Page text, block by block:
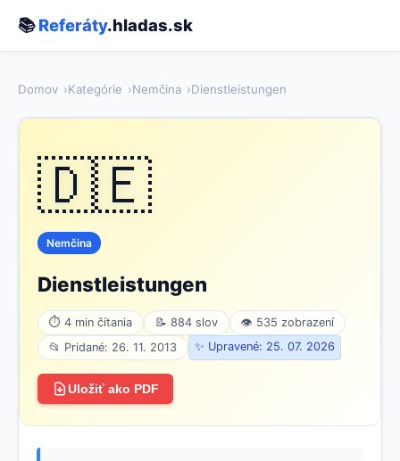
📚Referáty.hladas.sk
Domov Kategórie Nemčina Dienstleistungen
🇩🇪
Nemčina
Dienstleistungen
⏱ 4 min čítania 📝 884 slov
👁 535 zobrazení
📂 Pridané: 26. 11. 2013
✨ Upravené: 25. 07. 2026
Uložiť ako PDF